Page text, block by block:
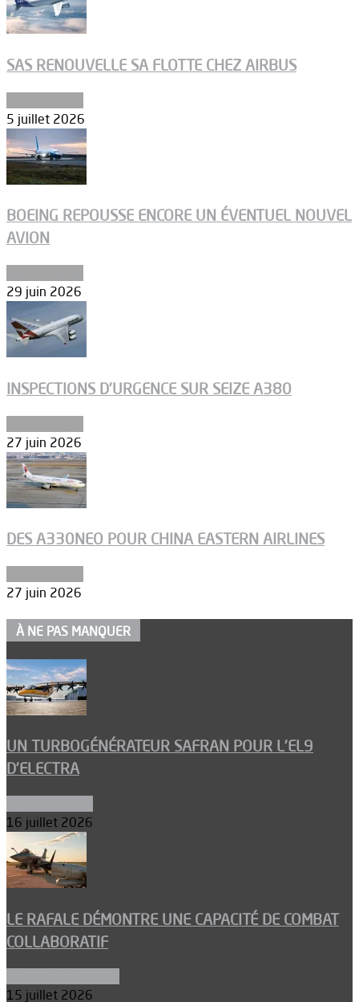
SAS RENOUVELLE SA FLOTTE CHEZ AIRBUS
5 juillet 2026
BOEING REPOUSSE ENCORE UN ÉVENTUEL NOUVEL
AVION
29 juin 2026
INSPECTIONS D’URGENCE SUR SEIZE A380
27 juin 2026
DES A330NEO POUR CHINA EASTERN AIRLINES
27 juin 2026
À NE PAS MANQUER
UN TURBOGÉNÉRATEUR SAFRAN POUR L’EL9
D’ELECTRA
16 juillet 2026
LE RAFALE DÉMONTRE UNE CAPACITÉ DE COMBAT
COLLABORATIF
15 juillet 2026